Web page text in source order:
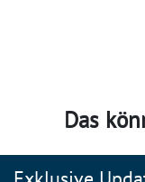
Das